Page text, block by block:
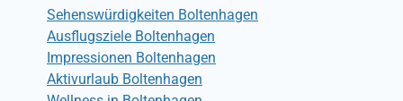
Sehenswürdigkeiten Boltenhagen
Ausflugsziele Boltenhagen
Impressionen Boltenhagen
Aktivurlaub Boltenhagen